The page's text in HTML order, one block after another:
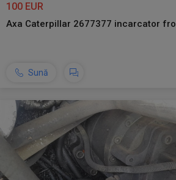
100 EUR
Axa Caterpillar 2677377 incarcator
Sună